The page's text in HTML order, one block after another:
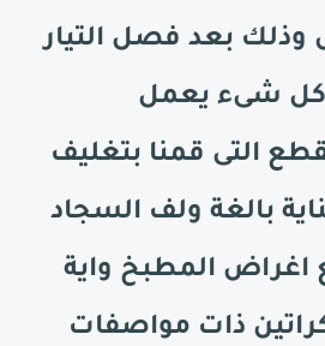
وذلك بعد فصل التيار
وكل شىء يعمل
التى قمنا بتغليف
بالغة ولف السجاد
اغراض المطبخ واية
ذات مواصفات